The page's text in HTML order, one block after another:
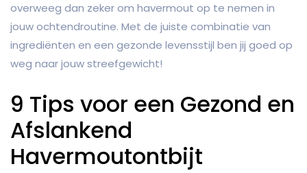
overweeg dan zeker om havermout op te nemen in
jouw ochtendroutine. Met de juiste combinatie van
ingrediënten en een gezonde levensstijl ben jij goed op
weg naar jouw streefgewicht!
9 Tips voor een Gezond en
Afslankend
Havermoutontbijt